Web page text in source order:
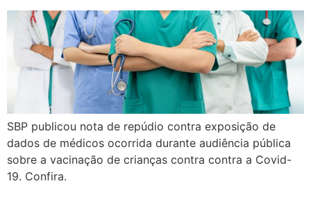
SBP publicou nota de repúdio contra exposição de
dados de médicos ocorrida durante audiência pública
sobre a vacinação de crianças contra contra a Covid-
19. Confira.